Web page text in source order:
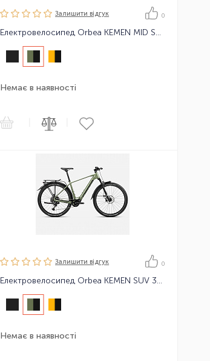
Залишити вiдгук 0
Електровелосипед Orbea KEMEN MID SUV 30 24
Немає в наявності
Залишити вiдгук 0
Електровелосипед Orbea KEMEN SUV 30 24
Немає в наявності